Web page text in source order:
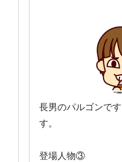
長男のパルゴンで
す。
登場人物③